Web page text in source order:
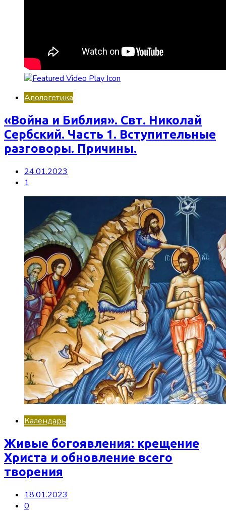
Апологетика
«Война и Библия». Свт. Николай
Сербский. Часть 1. Вступительные
разговоры. Причины.
24.01.2023
1
Календарь
Живые богоявления: крещение
Христа и обновление всего
творения
18.01.2023
0